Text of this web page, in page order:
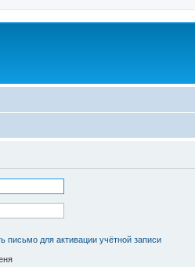
письмо для активации учётной записи